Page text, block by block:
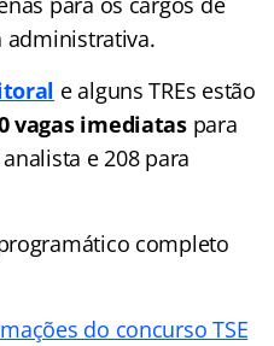
administrativa.
e alguns TREs estão
vagas imediatas para
e 208 para
completo
do concurso TSE